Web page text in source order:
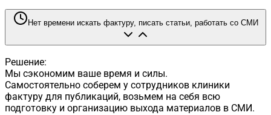
Нет времени искать фактуру, писать статьи, работать со СМИ
Решение:
Мы сэкономим ваше время и силы.
Самостоятельно соберем у сотрудников клиники
фактуру для публикаций, возьмем на себя всю
подготовку и организацию выхода материалов в СМИ.